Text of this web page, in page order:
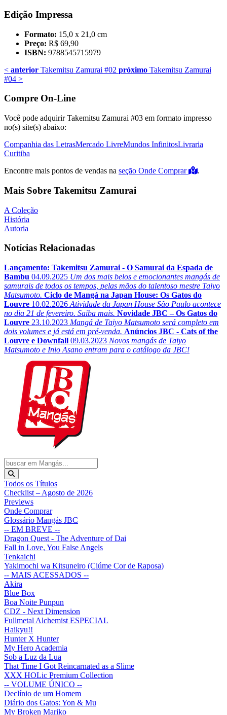
Edição Impressa
Formato: 15,0 x 21,0 cm
Preço: R$ 69,90
ISBN: 9788545715979
< anterior Takemitsu Zamurai #02 próximo Takemitsu Zamurai
#04 >
Compre On-Line
Você pode adquirir Takemitsu Zamurai #03 em formato impresso
no(s) site(s) abaixo:
Companhia das LetrasMercado LivreMundos InfinitosLivraria
Curitiba
Encontre mais pontos de vendas na seção Onde Comprar .
Mais Sobre Takemitsu Zamurai
A Coleção
História
Autoria
Notícias Relacionadas
Lançamento: Takemitsu Zamurai - O Samurai da Espada de
Bambu 04.09.2025 Um dos mais belos e emocionantes mangás de
samurais de todos os tempos, pelas mãos do talentoso mestre Taiyo
Matsumoto. Ciclo de Mangá na Japan House: Os Gatos do
Louvre 10.02.2026 Atividade da Japan House São Paulo acontece
no dia 21 de fevereiro. Saiba mais. Novidade JBC – Os Gatos do
Louvre 23.10.2023 Mangá de Taiyo Matsumoto será completo em
dois volumes e já está em pré-venda. Anúncios JBC - Cats of the
Louvre e Downfall 09.03.2023 Novos mangás de Taiyo
Matsumoto e Inio Asano entram para o catálogo da JBC!
Todos os Títulos
Checklist – Agosto de 2026
Previews
Onde Comprar
Glossário Mangás JBC
-- EM BREVE --
Dragon Quest - The Adventure of Dai
Fall in Love, You False Angels
Tenkaichi
Yakimochi wa Kitsuneiro (Ciúme Cor de Raposa)
-- MAIS ACESSADOS --
Akira
Blue Box
Boa Noite Punpun
CDZ - Next Dimension
Fullmetal Alchemist ESPECIAL
Haikyu!!
Hunter X Hunter
My Hero Academia
Sob a Luz da Lua
That Time I Got Reincarnated as a Slime
XXX HOLic Premium Collection
-- VOLUME ÚNICO --
Declínio de um Homem
Diário dos Gatos: Yon & Mu
My Broken Mariko